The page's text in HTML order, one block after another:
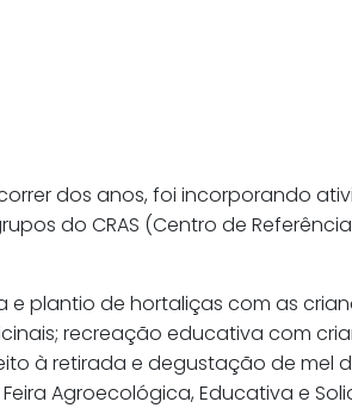
dos anos, foi incorporando
do CRAS (Centro de
plantio de hortaliças com as
recreação educativa com
à retirada e degustação de mel
Agroecológica, Educativa e